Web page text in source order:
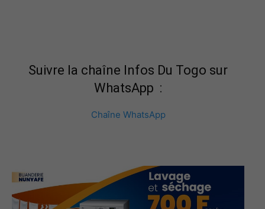
Suivre la chaîne Infos Du Togo sur
WhatsApp :
Chaîne WhatsApp